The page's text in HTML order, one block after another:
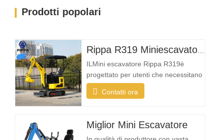
Prodotti popolari
ILMini escavatore Rippa R319è
progettato per utenti che necessitano
di una macchina affidabile, compatta
e facile da utilizzare per le attività di
proprietario di casa, un agricoltore o
Contatti ora
Miglior Mini Escavatore